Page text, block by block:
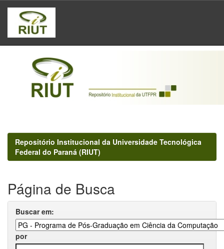
Skip
navigation
Repositório Institucional da Universidade Tecnológica
Federal do Paraná (RIUT)
Página de Busca
Buscar em:
por